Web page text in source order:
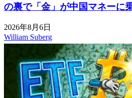
の裏で「金」が中国マネーに
2026年8月6日
William Suberg